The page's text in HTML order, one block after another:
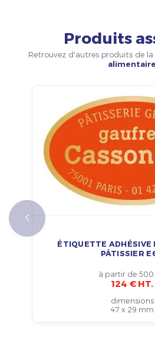
Produits
Retrouvez d'autres produits de
alimentaire
ÉTIQUETTE ADHÉSIVE
PÂTISSIER
à partir de 500
124 € HT.
dimensions
47 x 29 mm